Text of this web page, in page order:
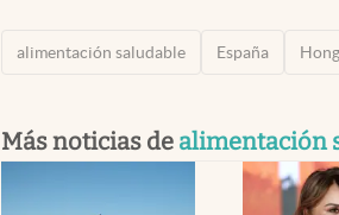
alimentación saludable España
Más noticias de alimentación